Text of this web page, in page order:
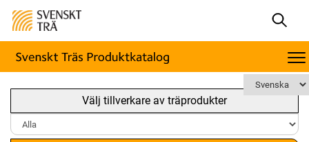
Välj tillverkare av träprodukter